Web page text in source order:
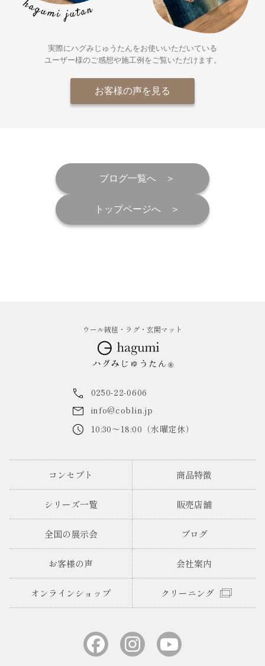
実際にハグみじゅうたんをお使いいただいている
ユーザー様のご感想や施工例をご覧いただけます。
お客様の声を見る
ブログ一覧へ
トップページへ
ウール絨毯・ラグ・玄関マット
0250-22-0606
info@coblin.jp
10:30～18:00（水曜定休）
コンセプト 商品特徴
シリーズ一覧 販売店舗
全国の展示会 ブログ
お客様の声 会社案内
オンラインショップ クリーニング